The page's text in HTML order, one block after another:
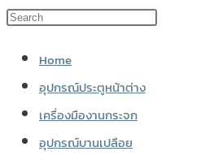
search
Home
อุปกรณ์ประตูหน้าต่าง
เครื่องมืองานกระจก
อุปกรณ์บานเปลือย